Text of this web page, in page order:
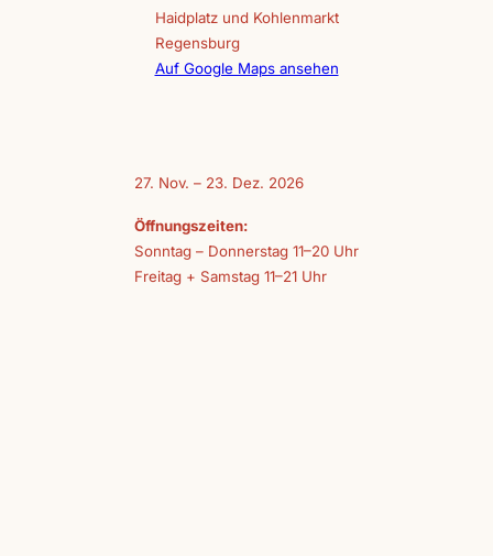
Haidplatz und Kohlenmarkt
Regensburg
Auf Google Maps ansehen
27. Nov. – 23. Dez. 2026
Öffnungszeiten:
Sonntag – Donnerstag 11–20 Uhr
Freitag + Samstag 11–21 Uhr